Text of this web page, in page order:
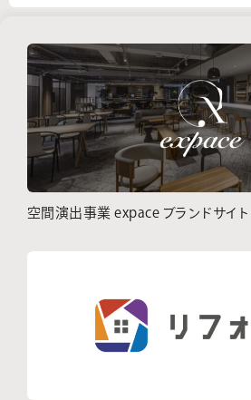
空間演出事業 expace ブランドサイト